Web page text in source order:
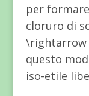
per
cloruro di
\rightarrow
questo
iso-etile